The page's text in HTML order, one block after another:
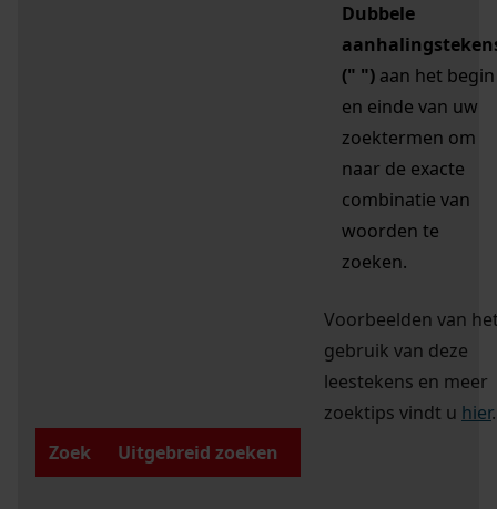
Dubbele
(" ") aan het begin
en einde van uw
zoektermen om
naar de exacte
combinatie van
woorden te
zoeken.
Voorbeelden van
gebruik van deze
leestekens en meer
zoektips vindt u hier.
Zoek
Uitgebreid zoeken